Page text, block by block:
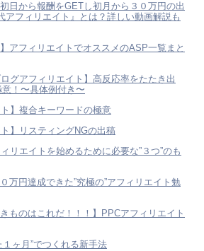
日から報酬をGETし初月から３０万円の出
アフィリエイト』とは？詳しい動画解説も
アフィリエイトでオススメのASP一覧まと
ログアフィリエイト】高反応率をたたき出
意！〜具体例付き〜
ト】複合キーワードの極意
ト】リスティングNGの出稿
リエイトを始めるために必要な”３つ”のも
万円達成できた”究極の”アフィリエイト勉
ものはこれだ！！！】PPCアフィリエイト
１ヶ月”でつくれる新手法